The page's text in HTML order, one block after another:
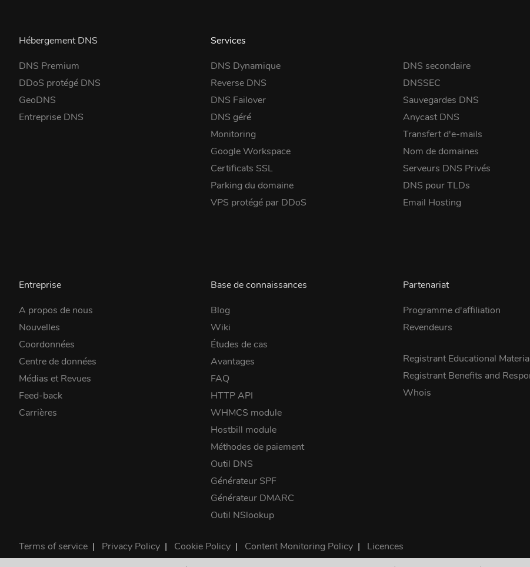
Hébergement DNS
DNS Premium
DDoS protégé DNS
GeoDNS
Entreprise DNS
Services
DNS Dynamique
Reverse DNS
DNS Failover
DNS géré
Monitoring
Google Workspace
Certificats SSL
Parking du domaine
VPS protégé par DDoS
DNS secondaire
DNSSEC
Sauvegardes DNS
Anycast DNS
Transfert d'e-mails
Nom de domaines
Serveurs DNS Privés
DNS pour TLDs
Email Hosting
Entreprise
A propos de nous
Nouvelles
Coordonnées
Centre de données
Médias et Revues
Feed-back
Carrières
Base de connaissances
Blog
Wiki
Études de cas
Avantages
FAQ
HTTP API
WHMCS module
Hostbill module
Méthodes de paiement
Outil DNS
Générateur SPF
Générateur DMARC
Outil NSlookup
Partenariat
Programme d'affiliation
Revendeurs
Registrant Educational
Registrant Benefits and
Whois
Terms of service | Privacy Policy | Cookie Policy | Content Monitoring Policy | Licences